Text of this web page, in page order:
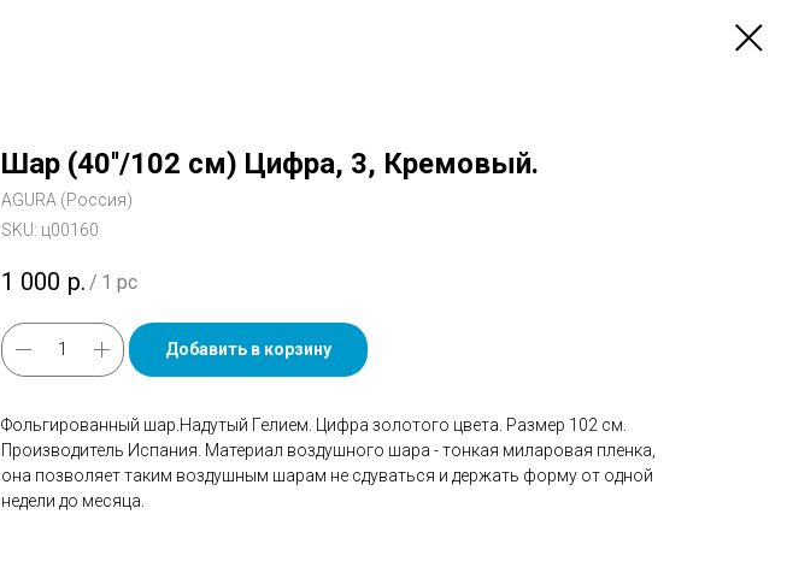
Шар (40''/102 см) Цифра, 3, Кремовый.
AGURA (Россия)
SKU: ц00160
1 000 р. / 1 pc
Добавить в корзину
Фольгированный шар.Надутый Гелием. Цифра золотого цвета. Размер 102 см.
Производитель Испания. Материал воздушного шара - тонкая миларовая пленка,
она позволяет таким воздушным шарам не сдуваться и держать форму от одной
недели до месяца.